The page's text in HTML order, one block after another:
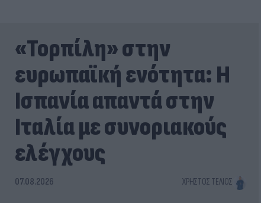
«Τορπίλη» στην
ευρωπαϊκή ενότητα: Η
Ισπανία απαντά στην
Ιταλία με συνοριακούς
ελέγχους
07.08.2026 ΧΡΉΣΤΟΣ ΤΈΛΙΟΣ